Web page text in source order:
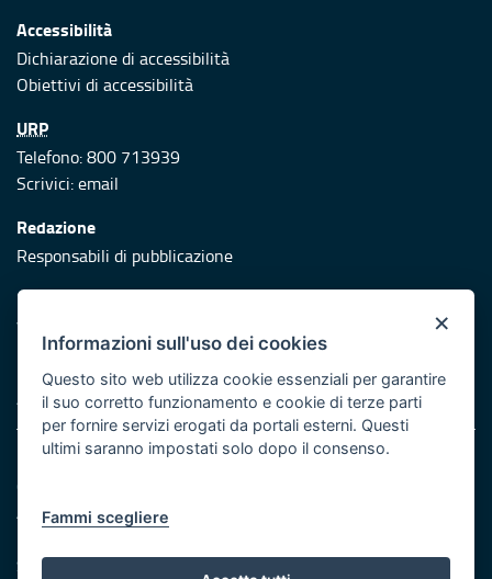
Accessibilità
Dichiarazione di accessibilità
Obiettivi di accessibilità
URP
Telefono: 800 713939
Scrivici:email
Redazione
Responsabili di pubblicazione
Protezione civile
Vai al sito di Protezione Civile Puglia
Iniziativa finanziata con risorse del POR Puglia 2014/2020 -
Asse XI
Note legali
Cookie e privacy
Atti di notifica
Servizi Intranet
×
Informazioni sull'uso dei cookies
Questo sito web utilizza cookie essenziali per garantire
il suo corretto funzionamento e cookie di terze parti
per fornire servizi erogati da portali esterni. Questi
ultimi saranno impostati solo dopo il consenso.
Fammi scegliere